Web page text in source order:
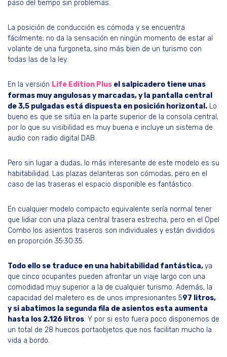
paso del tiempo sin problemas.
La posición de conducción es cómoda y se encuentra
fácilmente; no da la sensación en ningún momento de estar al
volante de una furgoneta, sino más bien de un turismo con
todas las de la ley.
En la versión Life Edition Plus el salpicadero tiene unas
formas muy angulosas y marcadas, y la pantalla central
de 3,5 pulgadas está dispuesta en posición horizontal. Lo
bueno es que se sitúa en la parte superior de la consola central,
por lo que su visibilidad es muy buena e incluye un sistema de
audio con radio digital DAB.
Pero sin lugar a dudas, lo más interesante de este modelo es su
habitabilidad. Las plazas delanteras son cómodas, pero en el
caso de las traseras el espacio disponible es fantástico.
En cualquier modelo compacto equivalente sería normal tener
que lidiar con una plaza central trasera estrecha, pero en el Opel
Combo los asientos traseros son individuales y están divididos
en proporción 35:30:35.
Todo ello se traduce en una habitabilidad fantástica,ya
que cinco ocupantes pueden afrontar un viaje largo con una
comodidad muy superior a la de cualquier turismo. Además, la
capacidad del maletero es de unos impresionantes 597 litros,
y si abatimos la segunda fila de asientos esta aumenta
hasta los 2.126 litros. Y por si esto fuera poco disponemos de
un total de 28 huecos portaobjetos que nos facilitan mucho la
vida a bordo.